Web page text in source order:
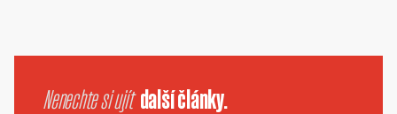
Nenechte si ujít další články.